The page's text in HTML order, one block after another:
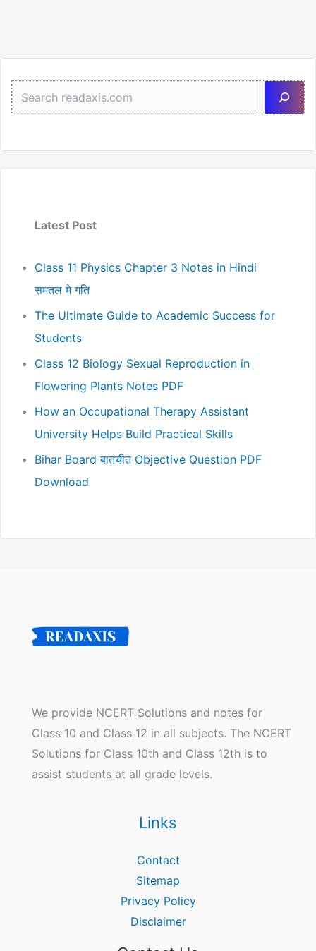
Latest Post
Class 11 Physics Chapter 3 Notes in Hindi
समतल मे गति
The Ultimate Guide to Academic Success for
Students
Class 12 Biology Sexual Reproduction in
Flowering Plants Notes PDF
How an Occupational Therapy Assistant
University Helps Build Practical Skills
Bihar Board बातचीत Objective Question PDF
Download
We provide NCERT Solutions and notes for
Class 10 and Class 12 in all subjects. The NCERT
Solutions for Class 10th and Class 12th is to
assist students at all grade levels.
Links
Contact
Sitemap
Privacy Policy
Disclaimer